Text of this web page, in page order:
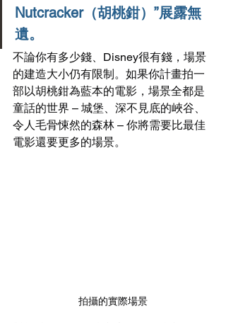
Nutcracker（胡桃鉗）”展露無
遺。
不論你有多少錢、Disney很有錢，場景
的建造大小仍有限制。如果你計畫拍一
部以胡桃鉗為藍本的電影，場景全都是
童話的世界 – 城堡、深不見底的峽谷、
令人毛骨悚然的森林 – 你將需要比最佳
電影還要更多的場景。
拍攝的實際場景